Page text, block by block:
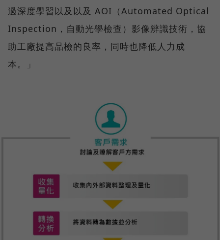
過深度學習以及以及 AOI（Automated Optical
Inspection，自動光學檢查）影像辨識技術，協
助工廠提高品檢的良率，同時也降低人力成
本。」